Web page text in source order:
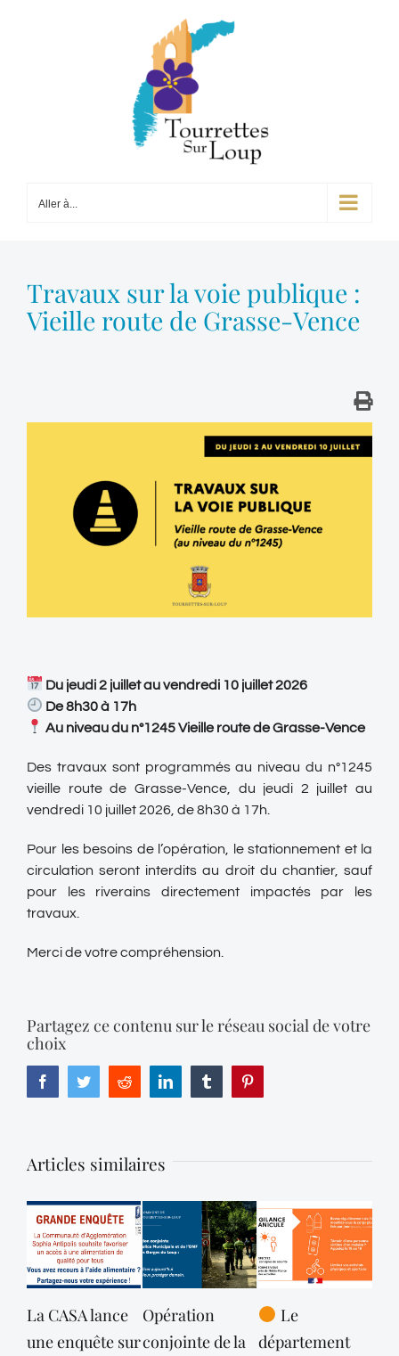
Aller à...
Travaux sur la voie publique :
Vieille route de Grasse-Vence
Du jeudi 2 juillet au vendredi 10 juillet 2026
De 8h30 à 17h
Au niveau du n°1245 Vieille route de Grasse-Vence
Des travaux sont programmés au niveau du n°1245
vieille route de Grasse-Vence, du jeudi 2 juillet au
vendredi 10 juillet 2026, de 8h30 à 17h.
Pour les besoins de l’opération, le stationnement et la
circulation seront interdits au droit du chantier, sauf
pour les riverains directement impactés par les
travaux.
Merci de votre compréhension.
Partagez ce contenu sur le réseau social de votre
choix
FacebookTwitterReddit LinkedIn Tumblr
Articles similaires
La CASA lance
une enquête sur
Opération
conjointe de la
Le
département